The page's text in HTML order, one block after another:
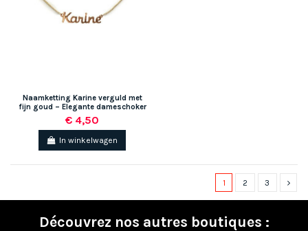
Naamketting Karine verguld met
fijn goud – Elegante dameschoker
€ 4,50
In winkelwagen
1 2 3
Découvrez nos autres boutiques :